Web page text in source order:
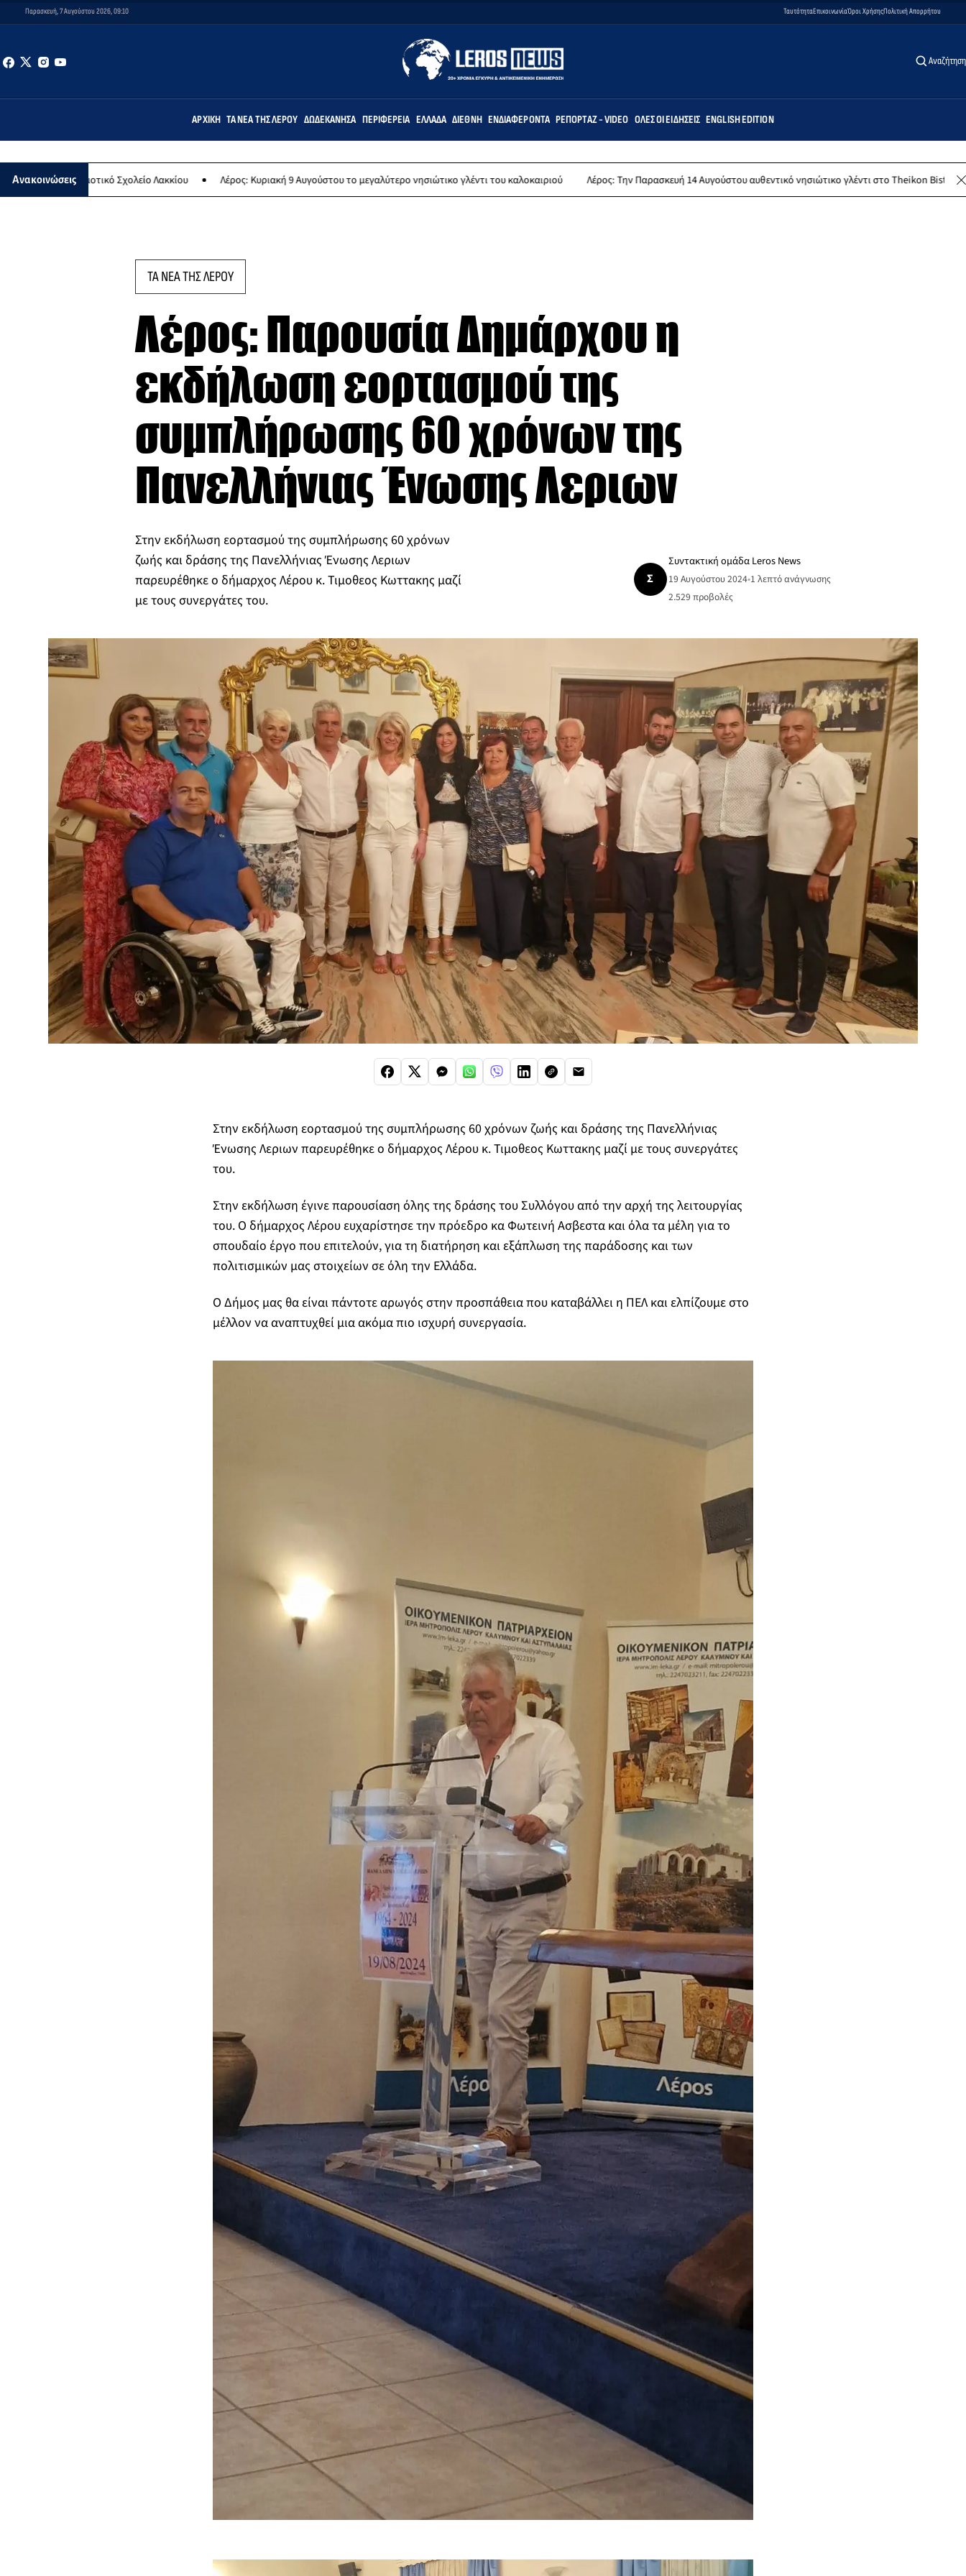
Παρασκευή, 7 Αυγούστου 2026, 09:10 ΤαυτότηταΕπικοινωνίαΌροι ΧρήσηςΠολιτική Απορρήτου
Αναζήτηση
ΑΡΧΙΚΉ ΤΑ ΝΈΑ ΤΗΣ ΛΈΡΟΥ ΔΩΔΕΚΆΝΗΣΑ ΠΕΡΙΦΈΡΕΙΑ ΕΛΛΆΔΑ ΔΙΕΘΝΉ ΕΝΔΙΑΦΈΡΟΝΤΑ ΡΕΠΟΡΤΆΖ - VIDEO ΌΛΕΣ ΟΙ ΕΙΔΉΣΕΙΣ ENGLISH EDITION
Ανακοινώσεις
Σχολείο Λακκίου Λέρος: Κυριακή 9 Αυγούστου το μεγαλύτερο νησιώτικο γλέντι του καλοκαιριού Λέρος: Την Παρασκευή 14 Αυγούστου αυθεντικό νησιώτικο γλέντι στο Theikon Bistro Restaurant!
ΤΑ ΝΕΑ ΤΗΣ ΛΕΡΟΥ
Λέρος: Παρουσία Δημάρχου η
εκδήλωση εορτασμού της
συμπλήρωσης 60 χρόνων της
Πανελλήνιας Ένωσης Λεριων
Στην εκδήλωση εορτασμού της συμπλήρωσης 60 χρόνων
ζωής και δράσης της Πανελλήνιας Ένωσης Λεριων
παρευρέθηκε ο δήμαρχος Λέρου κ. Τιμοθεος Κωττακης μαζί
με τους συνεργάτες του.
Σ
Συντακτική ομάδα Leros News
19 Αυγούστου 2024•1 λεπτό ανάγνωσης
2.529 προβολές
Στην εκδήλωση εορτασμού της συμπλήρωσης 60 χρόνων ζωής και δράσης της Πανελλήνιας
Ένωσης Λεριων παρευρέθηκε ο δήμαρχος Λέρου κ. Τιμοθεος Κωττακης μαζί με τους συνεργάτες
του.
Στην εκδήλωση έγινε παρουσίαση όλης της δράσης του Συλλόγου από την αρχή της λειτουργίας
του. Ο δήμαρχος Λέρου ευχαρίστησε την πρόεδρο κα Φωτεινή Ασβεστα και όλα τα μέλη για το
σπουδαίο έργο που επιτελούν, για τη διατήρηση και εξάπλωση της παράδοσης και των
πολιτισμικών μας στοιχείων σε όλη την Ελλάδα.
Ο Δήμος μας θα είναι πάντοτε αρωγός στην προσπάθεια που καταβάλλει η ΠΕΛ και ελπίζουμε στο
μέλλον να αναπτυχθεί μια ακόμα πιο ισχυρή συνεργασία.